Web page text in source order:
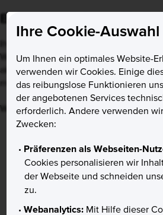
Ihre Cookie-Auswahl
Um Ihnen ein optimales Website-
verwenden wir Cookies. Einige
das reibungslose Funktionieren
der angebotenen Services
erforderlich. Andere verwenden
Zwecken:
Präferenzen als Webseiten-
Cookies personalisieren wir
der Webseite und schneiden
zu.
Webanalytics: Mit Hilfe dieser
Bitte aktualisieren Sie
Website sind eingeschränkt oder
aktualisieren Sie Ihren Browser auf
mögliche Sicherheitsrisiken zu
Weitere Informationen